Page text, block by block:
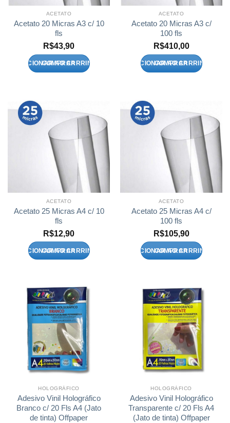
ACETATO
Acetato 20 Micras A3 c/ 10
fls
R$43,90
ADICIONAR AO CARRINHO
ACETATO
Acetato 20 Micras A3 c/
100 fls
R$410,00
ADICIONAR AO CARRINHO
ACETATO
Acetato 25 Micras A4 c/ 10
fls
R$12,90
ADICIONAR AO CARRINHO
ACETATO
Acetato 25 Micras A4 c/
100 fls
R$105,90
ADICIONAR AO CARRINHO
HOLOGRÁFICO
Adesivo Vinil Holográfico
Branco c/ 20 Fls A4 (Jato
de tinta) Offpaper
HOLOGRÁFICO
Adesivo Vinil Holográfico
Transparente c/ 20 Fls A4
(Jato de tinta) Offpaper